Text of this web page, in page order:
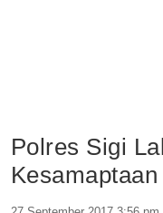
Polres Sigi